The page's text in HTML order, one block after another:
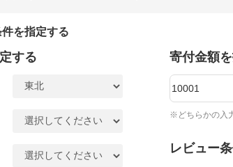
を指定する
する 寄付金額
※どちらかの入
レビュー